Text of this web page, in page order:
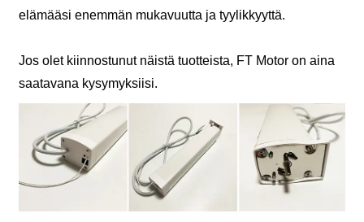
elämääsi enemmän mukavuutta ja tyylikkyyttä.
Jos olet kiinnostunut näistä tuotteista, FT Motor on aina
saatavana kysymyksiisi.